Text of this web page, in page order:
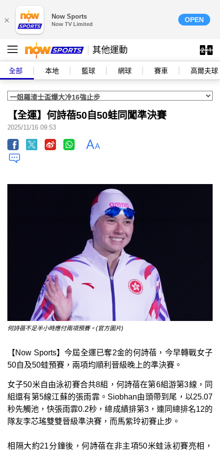
× Now Sports
Now TV Limited
OPEN
其他運動
全部 本地 籃球 網球 賽車 高爾夫球
【全運】何詩蓓50自50蛙同闖準決賽
2025/11/16 09:53
何詩蓓不足半小時應付兩項預賽。(官方圖片)
【Now Sports】今屆全運已奪2金的何詩蓓，今早轉戰女子
50自及50蛙預賽，兩項均順利晉級晚上的準決賽。
女子50米自由泳初賽合共8組，何詩蓓在第6組游第3線，同
組還有第5線江蘇的張雨霏。Siobhan由頭帶到尾，以25.07
秒先觸池，快張雨霏0.2秒，總成績排第3，連同總排名12的
隊友李芯瑤雙雙晉級準決賽，而馬紫玲初賽止步。
相隔大約21分鐘後，何詩蓓在非主項50米蛙泳初賽亮相，